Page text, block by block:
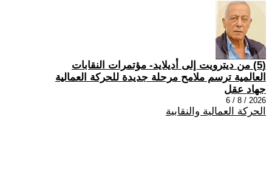
(5) من ديترويت إلى أديلايد- مؤتمرات النقابات
العالمية ترسم ملامح مرحلة جديدة للحركة العمالية
جهاد عقل
2026 / 8 / 6
الحركة العمالية والنقابية